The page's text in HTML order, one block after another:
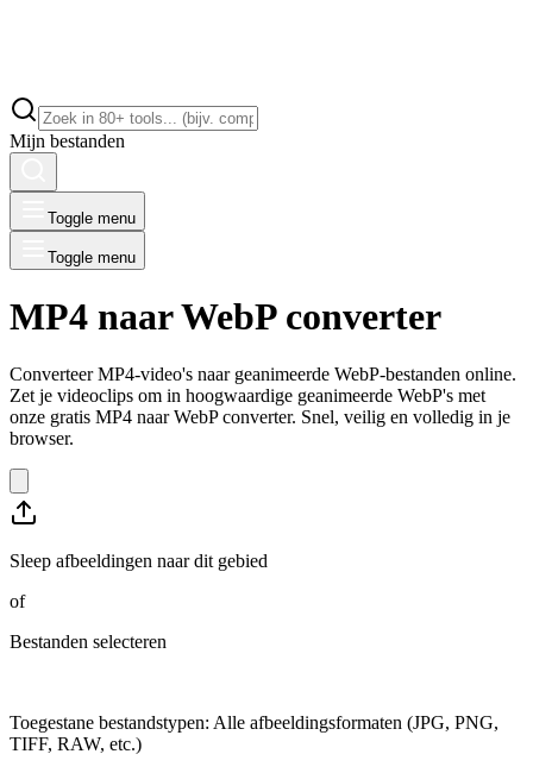
Mijn bestanden
Toggle menu
Toggle menu
MP4 naar WebP converter
Converteer MP4-video's naar geanimeerde WebP-bestanden online.
Zet je videoclips om in hoogwaardige geanimeerde WebP's met
onze gratis MP4 naar WebP converter. Snel, veilig en volledig in je
browser.
Sleep afbeeldingen naar dit gebied
of
Bestanden selecteren
Toegestane bestandstypen: Alle afbeeldingsformaten (JPG, PNG,
TIFF, RAW, etc.)